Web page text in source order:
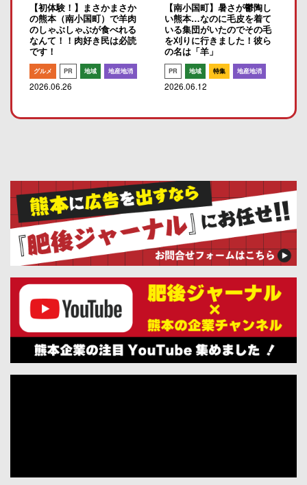
【初体験！】まさかまさか
の熊本（南小国町）で羊肉
のしゃぶしゃぶが食べれる
なんて！！肉好き民は必読
です！
グルメ PR 地域 地産地消
2026.06.26
【南小国町】暑さが鬱陶し
い熊本…なのに毛皮を着て
いる集団がいたのでその毛
を刈りに行きました！彼ら
の名は「羊」
PR 地域 特集 地産地消
2026.06.12